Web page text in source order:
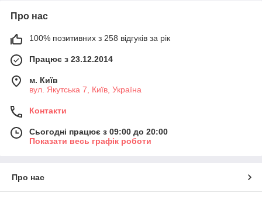
Про нас
100% позитивних з 258 відгуків за рік
Працює з 23.12.2014
м. Київ
вул. Якутська 7, Київ, Україна
Контакти
Сьогодні працює з 09:00 до 20:00
Показати весь графік роботи
Про нас